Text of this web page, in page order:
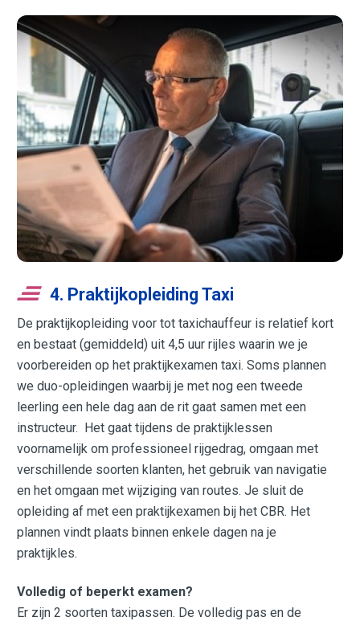
4. Praktijkopleiding Taxi
De praktijkopleiding voor tot taxichauffeur is relatief kort
en bestaat (gemiddeld) uit 4,5 uur rijles waarin we je
voorbereiden op het praktijkexamen taxi. Soms plannen
we duo-opleidingen waarbij je met nog een tweede
leerling een hele dag aan de rit gaat samen met een
instructeur. Het gaat tijdens de praktijklessen
voornamelijk om professioneel rijgedrag, omgaan met
verschillende soorten klanten, het gebruik van navigatie
en het omgaan met wijziging van routes. Je sluit de
opleiding af met een praktijkexamen bij het CBR. Het
plannen vindt plaats binnen enkele dagen na je
praktijkles.
Volledig of beperkt examen?
Er zijn 2 soorten taxipassen. De volledig pas en de